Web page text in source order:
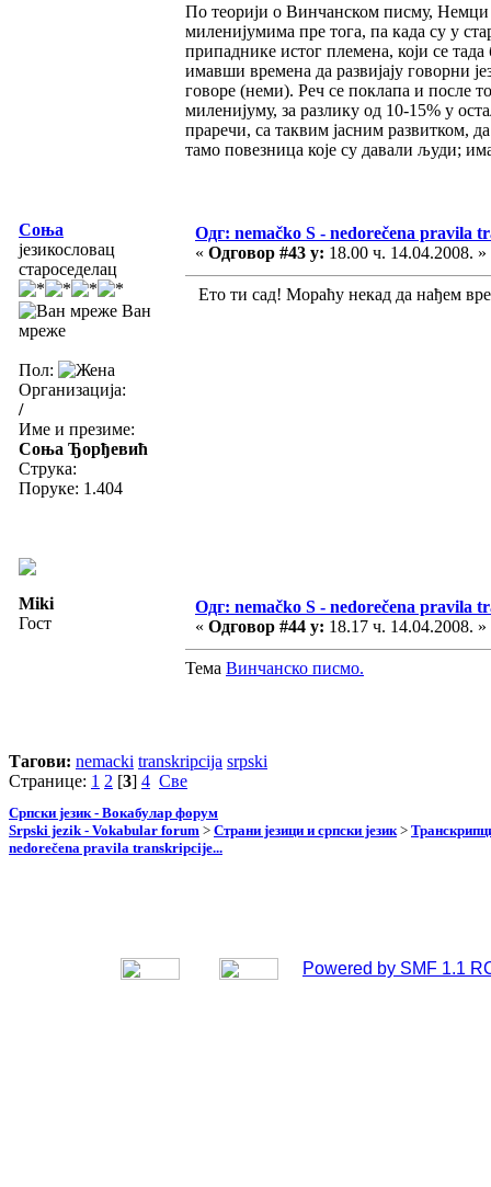
По теорији о Винчанском писму, Немци
миленијумима пре тога, па када су у
припаднике истог племена, који се
имавши времена да развијају говорни
говоре (неми). Реч се поклапа и после
миленијуму, за разлику од 10-15% у
праречи, са таквим јасним развитком,
тамо повезница које су давали људи;
Соња
језикословац
староседелац
Ван
мреже
Пол:
Организација:
/
Име и презиме:
Соња Ђорђевић
Струка:
Поруке: 1.404
Одг: nemačko S - nedorečena pravila
« Одговор #43 у: 18.00 ч. 14.04.2008. »
Ето ти сад! Мораћу некад да нађем
Miki
Гост
Одг: nemačko S - nedorečena pravila
« Одговор #44 у: 18.17 ч. 14.04.2008. »
Тема Винчанско писмо.
Тагови: nemacki transkripcija srpski
Странице: 1 2 [3] 4 Све
Српски језик - Вокабулар форум
Srpski jezik - Vokabular forum > Страни језици и српски језик>
nedorečena pravila transkripcije...
Powered by SMF 1.1